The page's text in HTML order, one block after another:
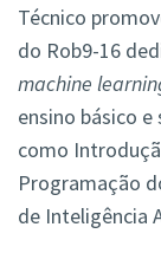
Técnico
do Rob9-16
machine
ensino básico
como
Programação
de Inteligência